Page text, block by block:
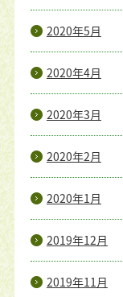
2020年5月
2020年4月
2020年3月
2020年2月
2020年1月
2019年12月
2019年11月